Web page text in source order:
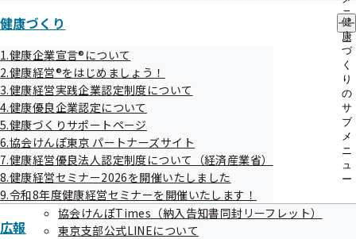
ニ
ュ
ー
健康づくり
健
康
づ
く
り
の
サ
ブ
メ
ニ
ュ
ー
1.健康企業宣言®について
2.健康経営®をはじめましょう！
3.健康経営実践企業認定制度について
4.健康優良企業認定について
5.健康づくりサポートページ
6.協会けんぽ東京 パートナーズサイト
7.健康経営優良法人認定制度について（経済産業省）
8.健康経営セミナー2026を開催いたしました
9.令和8年度健康経営セミナーを開催いたします！
広報
協会けんぽTimes（納入告知書同封リーフレット）
東京支部公式LINEについて
05【健診：従業員のご家族様向け】特定健康
診査（家族）の「特定健診プラス」のご案内
06【健診：従業員のご家族様向け】よくある
ご質問
07【健診：任意継続ご加入者様向け】健診
（本人）（家族）のご案内